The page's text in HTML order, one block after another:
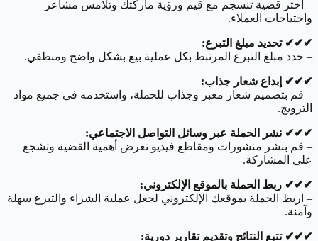
– اختر قضية تنسجم مع قيم ورؤية ماركتك وتلامس مشاعر
واحتياجات العملاء.
✔︎✔︎✔︎ تحديد مبلغ التبرع:
– حدد مبلغ التبرع المرتبط بكل عملية بيع بشكل واضح ومنطقي.
✔︎✔︎✔︎ إبداع شعار جذاب:
– قم بتصميم شعار معبر وجذاب للحملة، واستخدمه في جميع مواد
الترويج.
✔︎✔︎✔︎ نشر الحملة عبر وسائل التواصل الاجتماعي:
– قم بنشر منشورات ومقاطع فيديو تعرض أهمية القضية وتشجع
على المشاركة.
✔︎✔︎✔︎ ربط الحملة بالموقع الإلكتروني:
– اربط الحملة بموقعك الإلكتروني لجعل عملية الشراء والتبرع سهلة
وآمنة.
✔︎✔︎✔︎ تتبع النتائج وتقديم تقارير دورية: